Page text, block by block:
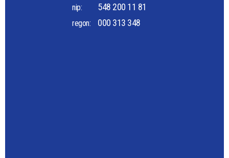
nip: 548 200 11 81
regon: 000 313 348